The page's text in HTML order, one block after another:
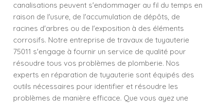
canalisations peuvent s'endommager au fil du temps en
raison de l'usure, de l'accumulation de dépôts, de
racines d'arbres ou de l'exposition à des éléments
corrosifs. Notre entreprise de travaux de tuyauterie
75011 s'engage à fournir un service de qualité pour
résoudre tous vos problèmes de plomberie. Nos
experts en réparation de tuyauterie sont équipés des
outils nécessaires pour identifier et résoudre les
problèmes de manière efficace. Que vous ayez une